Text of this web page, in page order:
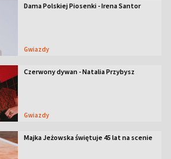
Dama Polskiej Piosenki - Irena Santor
Gwiazdy
Czerwony dywan - Natalia Przybysz
Gwiazdy
Majka Jeżowska świętuje 45 lat na scenie